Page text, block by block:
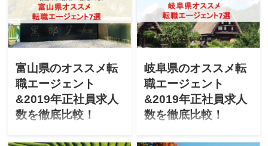
ませんか？上場企業の面接
官が「福井県のオススメ転
職エージェント」「最新
2019年エージェントごとの
します！
ませんか？上場企業の面接
官が「石川県のオススメ転
職エージェント」「最新
2019年エージェントごとの
します！
富山県のオススメ転
職エージェント
&2019年正社員求人
数を徹底比較！
岐阜県のオススメ転
職エージェント
&2019年正社員求人
数を徹底比較！